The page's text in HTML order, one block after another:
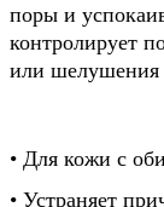
поры и
контролирует
или шелушения
• Для кожи с
• Устраняет